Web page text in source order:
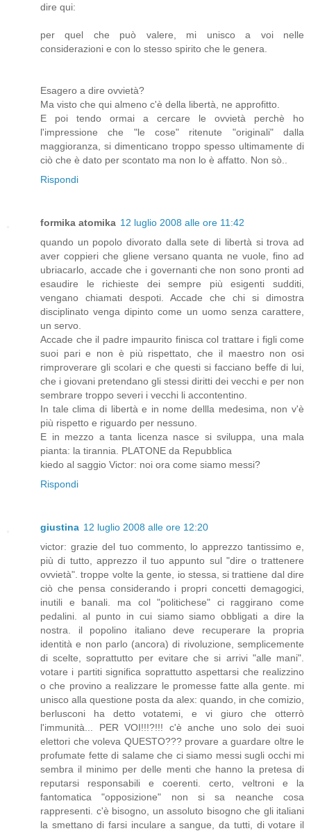
dire qui:
per quel che può valere, mi unisco a voi nelle
considerazioni e con lo stesso spirito che le genera.
Esagero a dire ovvietà?
Ma visto che qui almeno c'è della libertà, ne approfitto.
E poi tendo ormai a cercare le ovvietà perchè ho
l'impressione che "le cose" ritenute "originali" dalla
maggioranza, si dimenticano troppo spesso ultimamente di
ciò che è dato per scontato ma non lo è affatto. Non sò..
Rispondi
formika atomika 12 luglio 2008 alle ore 11:42
quando un popolo divorato dalla sete di libertà si trova ad
aver coppieri che gliene versano quanta ne vuole, fino ad
ubriacarlo, accade che i governanti che non sono pronti ad
esaudire le richieste dei sempre più esigenti sudditi,
vengano chiamati despoti. Accade che chi si dimostra
disciplinato venga dipinto come un uomo senza carattere,
un servo.
Accade che il padre impaurito finisca col trattare i figli come
suoi pari e non è più rispettato, che il maestro non osi
rimproverare gli scolari e che questi si facciano beffe di lui,
che i giovani pretendano gli stessi diritti dei vecchi e per non
sembrare troppo severi i vecchi li accontentino.
In tale clima di libertà e in nome dellla medesima, non v'è
più rispetto e riguardo per nessuno.
E in mezzo a tanta licenza nasce si sviluppa, una mala
pianta: la tirannia. PLATONE da Repubblica
kiedo al saggio Victor: noi ora come siamo messi?
Rispondi
giustina 12 luglio 2008 alle ore 12:20
victor: grazie del tuo commento, lo apprezzo tantissimo e,
più di tutto, apprezzo il tuo appunto sul "dire o trattenere
ovvietà". troppe volte la gente, io stessa, si trattiene dal dire
ciò che pensa considerando i propri concetti demagogici,
inutili e banali. ma col "politichese" ci raggirano come
pedalini. al punto in cui siamo siamo obbligati a dire la
nostra. il popolino italiano deve recuperare la propria
identità e non parlo (ancora) di rivoluzione, semplicemente
di scelte, soprattutto per evitare che si arrivi "alle mani".
votare i partiti significa soprattutto aspettarsi che realizzino
o che provino a realizzare le promesse fatte alla gente. mi
unisco alla questione posta da alex: quando, in che comizio,
berlusconi ha detto votatemi, e vi giuro che otterrò
l'immunità... PER VOI!!!?!!! c'è anche uno solo dei suoi
elettori che voleva QUESTO??? provare a guardare oltre le
profumate fette di salame che ci siamo messi sugli occhi mi
sembra il minimo per delle menti che hanno la pretesa di
reputarsi responsabili e coerenti. certo, veltroni e la
fantomatica "opposizione" non si sa neanche cosa
rappresenti. c'è bisogno, un assoluto bisogno che gli italiani
la smettano di farsi inculare a sangue, da tutti, di votare il